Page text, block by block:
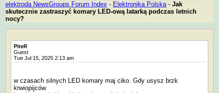
elektroda NewsGroups Forum Index - Elektronika Polska- Jak
skutecznie zastraszyć komary LED-ową latarką podczas letnich
nocy?
PiteR
Guest
Tue Jul 15, 2025 2:13 am
w czasach silnych LED komary maj ciko. Gdy usysz brzk
krwiopijców